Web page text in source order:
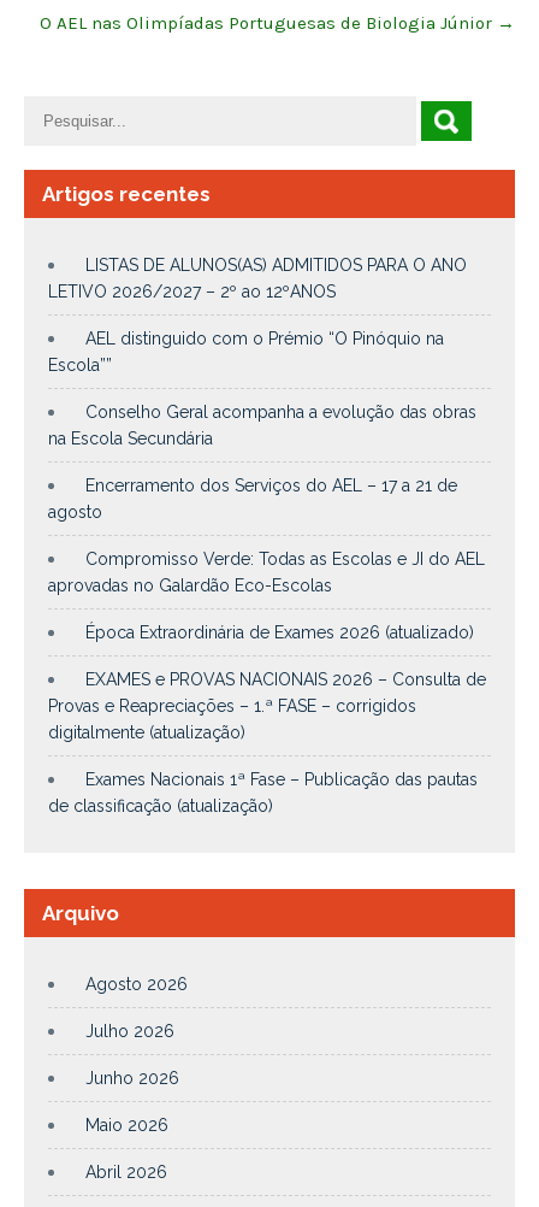
O AEL nas Olimpíadas Portuguesas de Biologia Júnior →
Artigos recentes
LISTAS DE ALUNOS(AS) ADMITIDOS PARA O ANO
LETIVO 2026/2027 – 2º ao 12ºANOS
AEL distinguido com o Prémio “O Pinóquio na
Escola””
Conselho Geral acompanha a evolução das obras
na Escola Secundária
Encerramento dos Serviços do AEL – 17 a 21 de
agosto
Compromisso Verde: Todas as Escolas e JI do AEL
aprovadas no Galardão Eco-Escolas
Época Extraordinária de Exames 2026 (atualizado)
EXAMES e PROVAS NACIONAIS 2026 – Consulta de
Provas e Reapreciações – 1.ª FASE – corrigidos
digitalmente (atualização)
Exames Nacionais 1ª Fase – Publicação das pautas
de classificação (atualização)
Arquivo
Agosto 2026
Julho 2026
Junho 2026
Maio 2026
Abril 2026